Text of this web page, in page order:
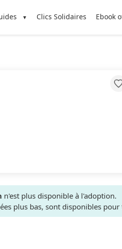
Clics Solidaires Ebook
n'est plus disponible à l'adoption.
plus bas, sont disponibles